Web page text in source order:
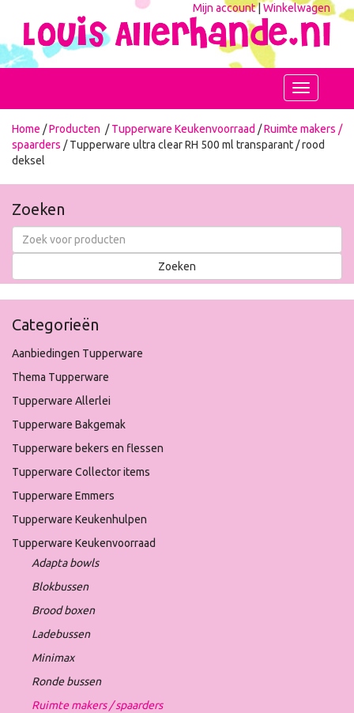
Mijn account|Winkelwagen
Toggle
navigation
Home /Producten /Tupperware Keukenvoorraad /Ruimte makers /
spaarders / Tupperware ultra clear RH 500 ml transparant / rood
deksel
Zoeken
Categorieën
Aanbiedingen Tupperware
Thema Tupperware
Tupperware Allerlei
Tupperware Bakgemak
Tupperware bekers en flessen
Tupperware Collector items
Tupperware Emmers
Tupperware Keukenhulpen
Tupperware Keukenvoorraad
Adapta bowls
Blokbussen
Brood boxen
Ladebussen
Minimax
Ronde bussen
Ruimte makers / spaarders